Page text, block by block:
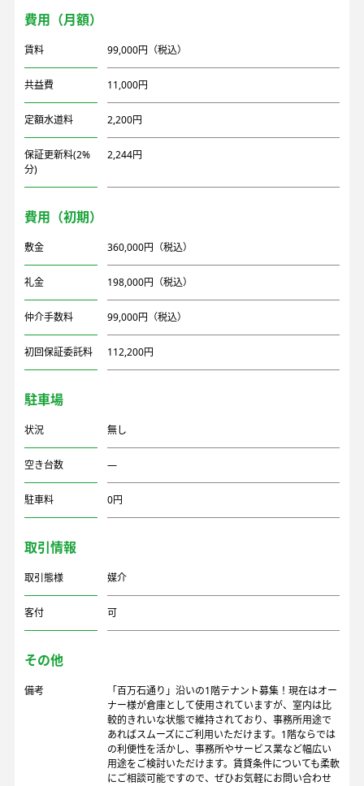
費用（月額）
賃料 99,000円（税込）
共益費 11,000円
定額水道料 2,200円
保証更新料(2%
分)
2,244円
費用（初期）
敷金 360,000円（税込）
礼金 198,000円（税込）
仲介手数料 99,000円（税込）
初回保証委託料 112,200円
駐車場
状況 無し
空き台数 ―
駐車料 0円
取引情報
取引態様 媒介
客付 可
その他
備考
「百万石通り」沿いの1階テナント募集！現在はオー
ナー様が倉庫として使用されていますが、室内は比
較的きれいな状態で維持されており、事務所用途で
あればスムーズにご利用いただけます。1階ならでは
の利便性を活かし、事務所やサービス業など幅広い
用途をご検討いただけます。賃貸条件についても柔軟
にご相談可能ですので、ぜひお気軽にお問い合わせ